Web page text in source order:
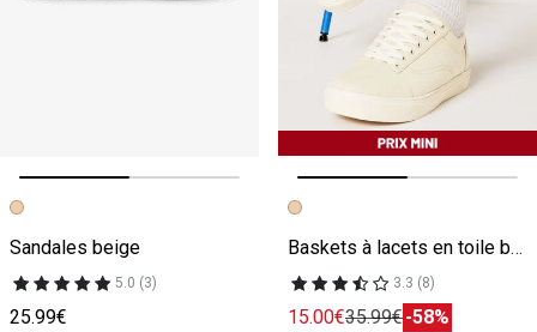
Image précédente
Image suivante
Sandales beige
5.0 (3)
25.99€
Image précédente
Image suivante
Baskets à lacets en toile beige
3.3 (8)
15.00€35.99€-58%